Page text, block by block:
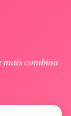
mais combina